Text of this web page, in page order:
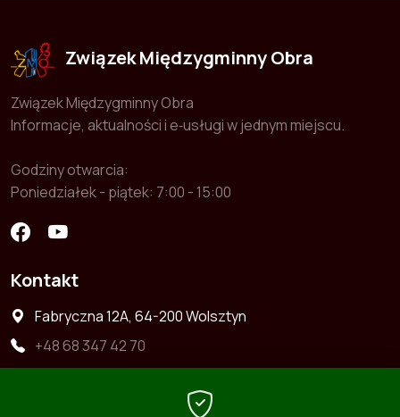
Związek Międzygminny Obra
Związek Międzygminny Obra
Informacje, aktualności i e‑usługi w jednym miejscu.
Godziny otwarcia:
Poniedziałek - piątek: 7:00 - 15:00
Kontakt
Fabryczna 12A, 64-200 Wolsztyn
+48 68 347 42 70
+48 722 363 664